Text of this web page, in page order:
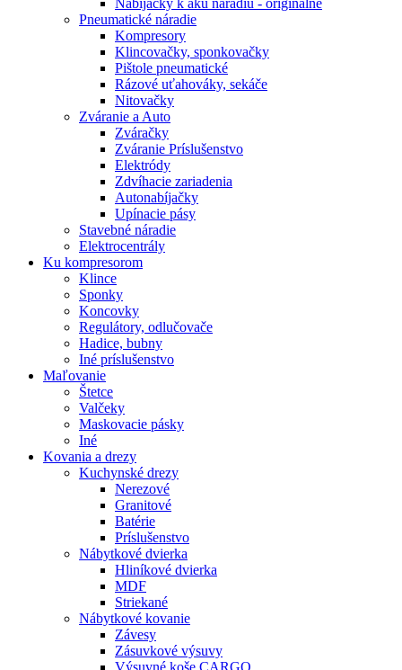
Nabíjačky k aku náradiu - originálne
Pneumatické náradie
Kompresory
Klincovačky, sponkovačky
Pištole pneumatické
Rázové uťahováky, sekáče
Nitovačky
Zváranie a Auto
Zváračky
Zváranie Príslušenstvo
Elektródy
Zdvíhacie zariadenia
Autonabíjačky
Upínacie pásy
Stavebné náradie
Elektrocentrály
Ku kompresorom
Klince
Sponky
Koncovky
Regulátory, odlučovače
Hadice, bubny
Iné príslušenstvo
Maľovanie
Štetce
Valčeky
Maskovacie pásky
Iné
Kovania a drezy
Kuchynské drezy
Nerezové
Granitové
Batérie
Príslušenstvo
Nábytkové dvierka
Hliníkové dvierka
MDF
Striekané
Nábytkové kovanie
Závesy
Zásuvkové výsuvy
Výsuvné koše CARGO